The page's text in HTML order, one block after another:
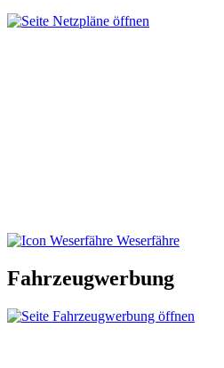
Weserfähre
Fahrzeugwerbung